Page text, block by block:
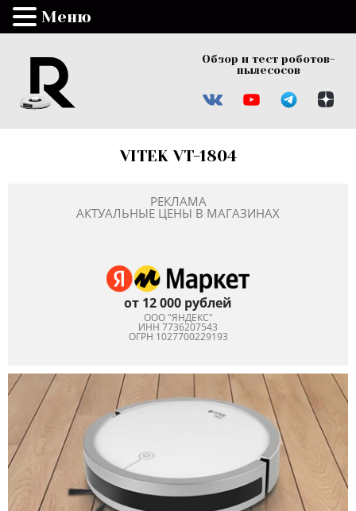
Обзор и тест роботов-
пылесосов
VITEK VT-1804
РЕКЛАМА
АКТУАЛЬНЫЕ ЦЕНЫ В МАГАЗИНАХ
от 12 000 рублей
ООО "ЯНДЕКС"
ИНН 7736207543
ОГРН 1027700229193
Меню